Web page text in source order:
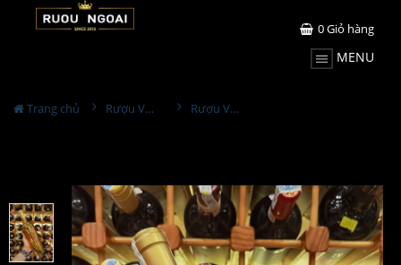
0Giỏ hàng
MENU
Trang chủ Rượu Vang Rượu Vang Margaret Negroamaro Sangiovese Gold